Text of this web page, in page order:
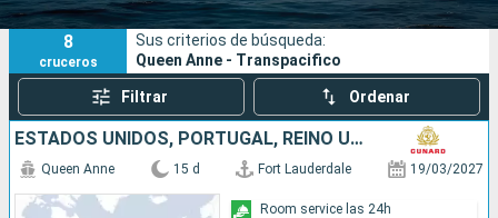
Puertos Compañías
Buscar
8
cruceros
Sus criterios de búsqueda:
Queen Anne - Transpacifico
Filtrar Ordenar
ESTADOS UNIDOS, PORTUGAL, REINO UNIDO
Queen Anne 15 d Fort Lauderdale 19/03/2027
Room service las 24h